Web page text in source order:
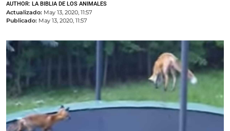
AUTHOR: LA BIBLIA DE LOS ANIMALES
Actualizado: May 13, 2020, 11:57
Publicado: May 13, 2020, 11:57